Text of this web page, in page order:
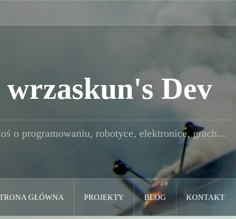
wrzaskun's Dev
o programowaniu, robotyce, elektronice, grach...
GŁÓWNA PROJEKTY BLOG KONTAKT